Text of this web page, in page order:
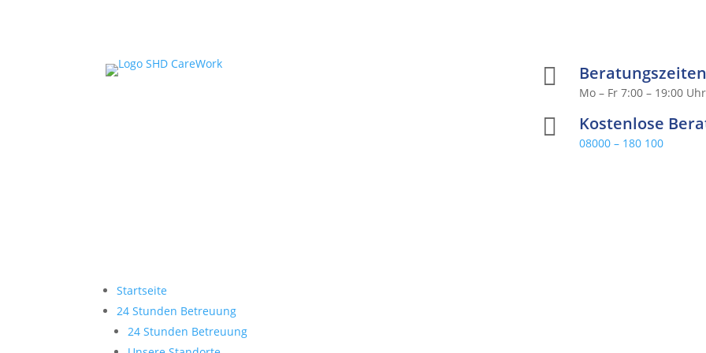
 Beratungszeiten
Mo – Fr 7:00 – 19:00 Uhr
 Kostenlose
08000 – 180 100
Startseite
24 Stunden Betreuung
24 Stunden Betreuung